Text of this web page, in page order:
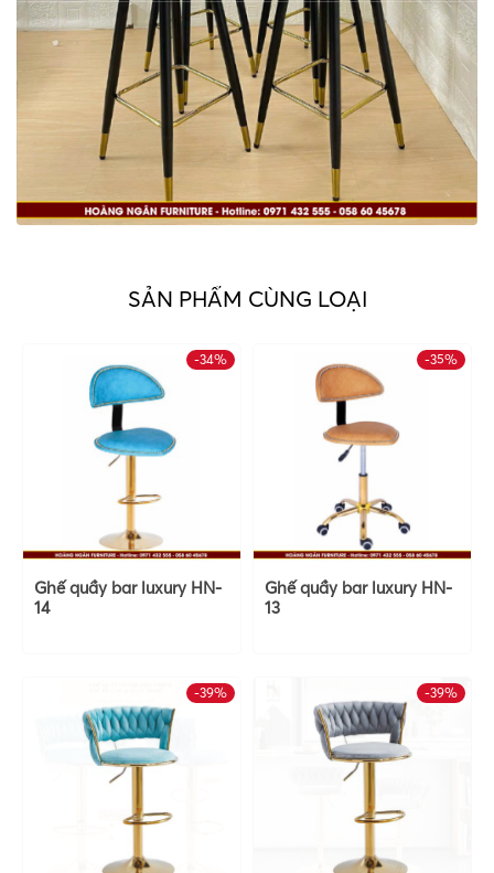
SẢN PHẨM CÙNG LOẠI
-34%
Ghế quầy bar luxury HN-
14
-35%
Ghế quầy bar luxury HN-
13
-39% -39%